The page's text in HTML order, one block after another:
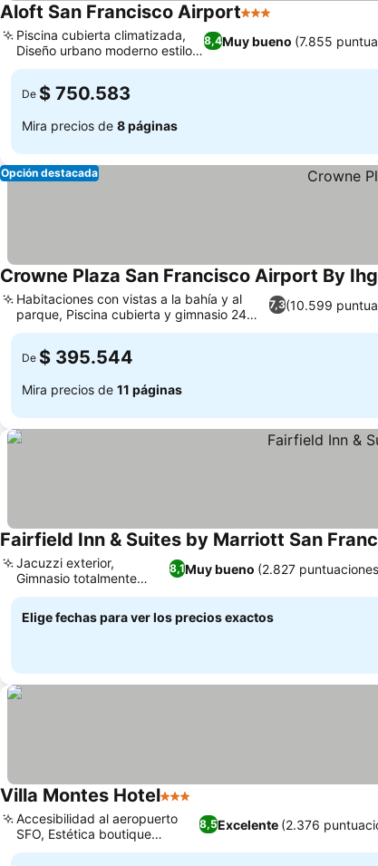
Aloft San Francisco Airport3 Estrellas
8,4Muy bueno (7.855
Piscina cubierta climatizada,
Diseño urbano moderno estilo
loft
De $ 750.583
Mira precios de 8 páginas
Opción destacada
Crowne Plaza San Francisco Airport By Ihg
7,3(10.599
Habitaciones con vistas a la bahía y al
parque, Piscina cubierta y gimnasio 24
horas
De $ 395.544
Mira precios de 11 páginas
Fairfield Inn & Suites by Marriott San
8,1Muy bueno (2.827
Jacuzzi exterior,
Gimnasio totalmente
equipado
Elige fechas para ver los precios exactos
Villa Montes Hotel3 Estrellas
8,5Excelente (2.376
Accesibilidad al aeropuerto
SFO, Estética boutique
europea